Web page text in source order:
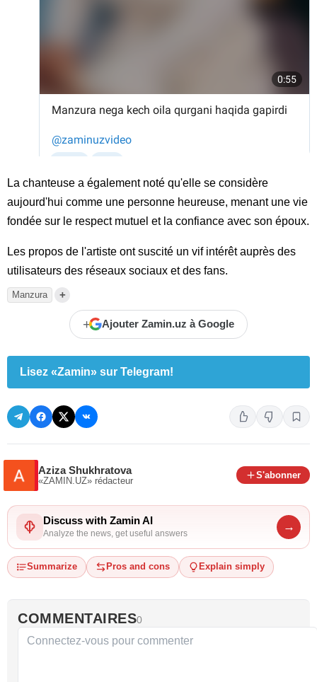
La chanteuse a également noté qu'elle se considère
aujourd'hui comme une personne heureuse, menant une vie
fondée sur le respect mutuel et la confiance avec son époux.
Les propos de l'artiste ont suscité un vif intérêt auprès des
utilisateurs des réseaux sociaux et des fans.
Manzura +
+ Ajouter Zamin.uz à Google
Lisez «Zamin» sur Telegram!
Aziza Shukhratova
«ZAMIN.UZ» rédacteur
S'abonner
Discuss with Zamin AI
Analyze the news, get useful answers
→
Summarize Pros and cons Explain simply
COMMENTAIRES0